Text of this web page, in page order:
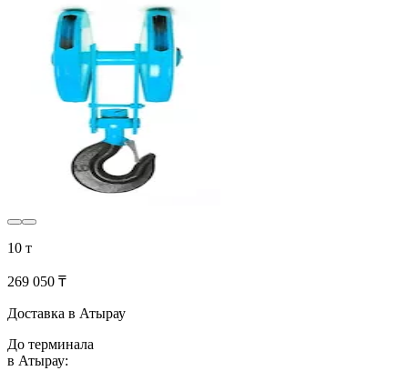
10 т
269 050 ₸
Доставка в Атырау
До терминала
в Атырау: